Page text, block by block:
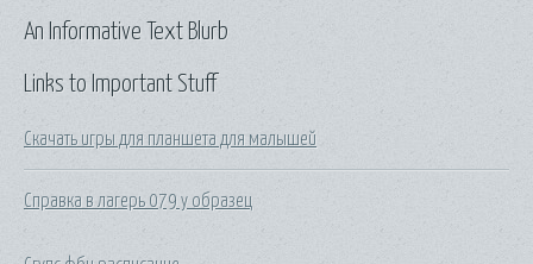
Links to Important Stuff
Скачать игры для планшета для малышей
Справка в лагерь 079 у образец
An Informative Text Blurb